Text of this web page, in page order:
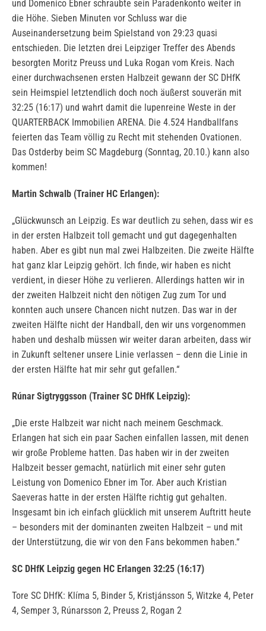
und Domenico Ebner schraubte sein Paradenkonto weiter in
die Höhe. Sieben Minuten vor Schluss war die
Auseinandersetzung beim Spielstand von 29:23 quasi
entschieden. Die letzten drei Leipziger Treffer des Abends
besorgten Moritz Preuss und Luka Rogan vom Kreis. Nach
einer durchwachsenen ersten Halbzeit gewann der SC DHfK
sein Heimspiel letztendlich doch noch äußerst souverän mit
32:25 (16:17) und wahrt damit die lupenreine Weste in der
QUARTERBACK Immobilien ARENA. Die 4.524 Handballfans
feierten das Team völlig zu Recht mit stehenden Ovationen.
Das Ostderby beim SC Magdeburg (Sonntag, 20.10.) kann also
kommen!
Martin Schwalb (Trainer HC Erlangen):
„Glückwunsch an Leipzig. Es war deutlich zu sehen, dass wir es
in der ersten Halbzeit toll gemacht und gut dagegenhalten
haben. Aber es gibt nun mal zwei Halbzeiten. Die zweite Hälfte
hat ganz klar Leipzig gehört. Ich finde, wir haben es nicht
verdient, in dieser Höhe zu verlieren. Allerdings hatten wir in
der zweiten Halbzeit nicht den nötigen Zug zum Tor und
konnten auch unsere Chancen nicht nutzen. Das war in der
zweiten Hälfte nicht der Handball, den wir uns vorgenommen
haben und deshalb müssen wir weiter daran arbeiten, dass wir
in Zukunft seltener unsere Linie verlassen – denn die Linie in
der ersten Hälfte hat mir sehr gut gefallen.“
Rúnar Sigtryggsson (Trainer SC DHfK Leipzig):
„Die erste Halbzeit war nicht nach meinem Geschmack.
Erlangen hat sich ein paar Sachen einfallen lassen, mit denen
wir große Probleme hatten. Das haben wir in der zweiten
Halbzeit besser gemacht, natürlich mit einer sehr guten
Leistung von Domenico Ebner im Tor. Aber auch Kristian
Saeveras hatte in der ersten Hälfte richtig gut gehalten.
Insgesamt bin ich einfach glücklich mit unserem Auftritt heute
– besonders mit der dominanten zweiten Halbzeit – und mit
der Unterstützung, die wir von den Fans bekommen haben.“
SC DHfK Leipzig gegen HC Erlangen 32:25 (16:17)
Tore SC DHfK: Klíma 5, Binder 5, Kristjánsson 5, Witzke 4, Peter
4, Semper 3, Rúnarsson 2, Preuss 2, Rogan 2